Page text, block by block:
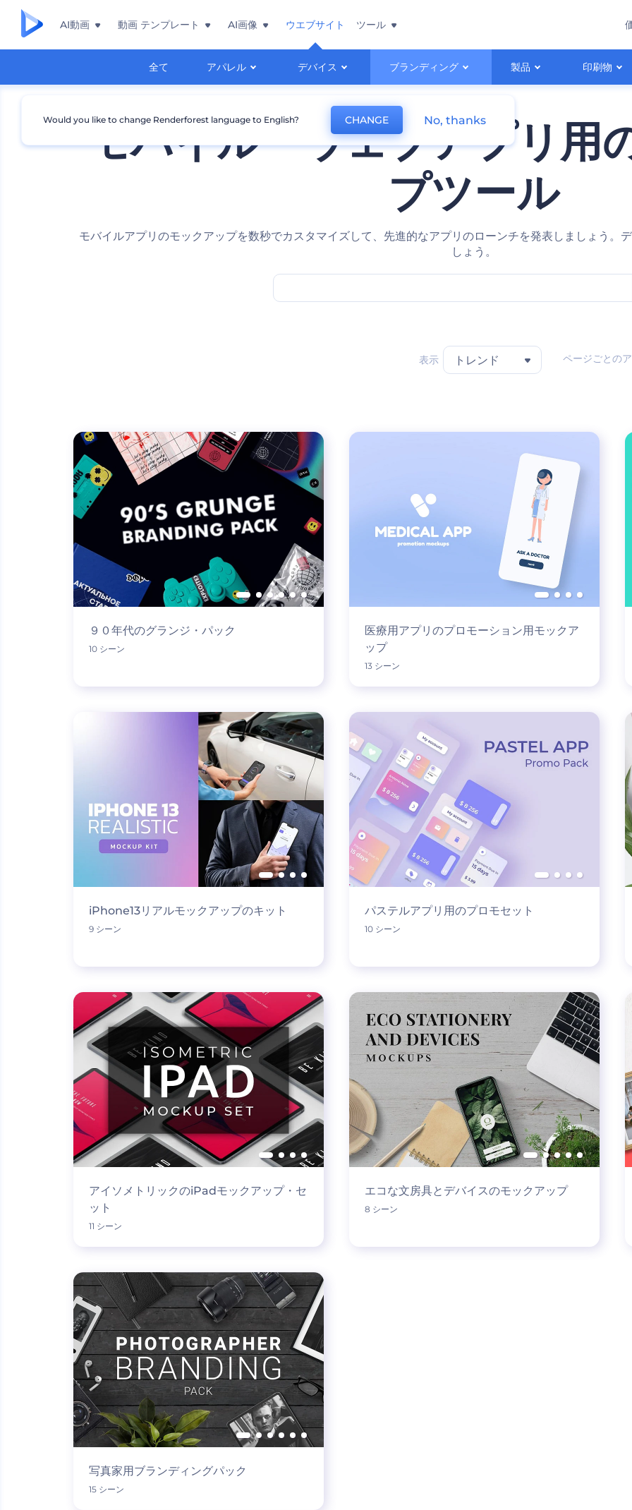
AI動画 動画 テンプレート AI画像 ウエブサイト
全て アパレル デバイス ブランディング 製品 印刷物
ツール
モバイル・ウェブアプリ用
プツール
モバイルアプリのモックアップを数秒でカスタマイズして、先進的なアプリのローンチを発表しましょう。
しょう。
表示 トレンド ページごとの
９０年代のグランジ・パック
10 シーン
医療用アプリのプロモーション用モックア
ップ
13 シーン
iPhone13リアルモックアップのキット
9 シーン
パステルアプリ用のプロモセット
10 シーン
アイソメトリックのiPadモックアップ・セ
ット
11 シーン
エコな文房具とデバイスのモックアップ
8 シーン
写真家用ブランディングパック
15 シーン
Would you like to change Renderforest language to English? CHANGE No, thanks